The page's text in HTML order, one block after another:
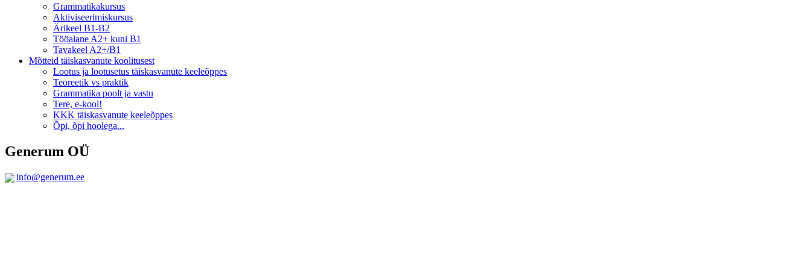
Grammatikakursus
Aktiviseerimiskursus
Ärikeel B1-B2
Tööalane A2+ kuni B1
Tavakeel A2+/B1
Mõtteid täiskasvanute koolitusest
Lootus ja lootusetus täiskasvanute keeleõppes
Teoreetik vs praktik
Grammatika poolt ja vastu
Tere, e-kool!
KKK täiskasvanute keeleõppes
Õpi, õpi hoolega...
Generum OÜ
info@generum.ee